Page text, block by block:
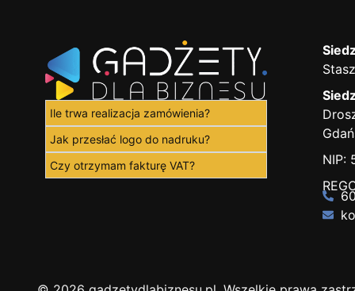
Ile trwa realizacja zamówienia?
Jak przesłać logo do nadruku?
Czy otrzymam fakturę VAT?
NIP: